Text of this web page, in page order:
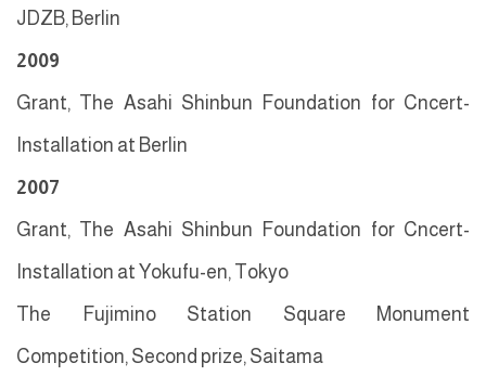
JDZB, Berlin
2009
Grant, The Asahi Shinbun Foundation for Cncert-
Installation at Berlin
2007
Grant, The Asahi Shinbun Foundation for Cncert-
Installation at Yokufu-en, Tokyo
The Fujimino Station Square Monument
Competition, Second prize, Saitama